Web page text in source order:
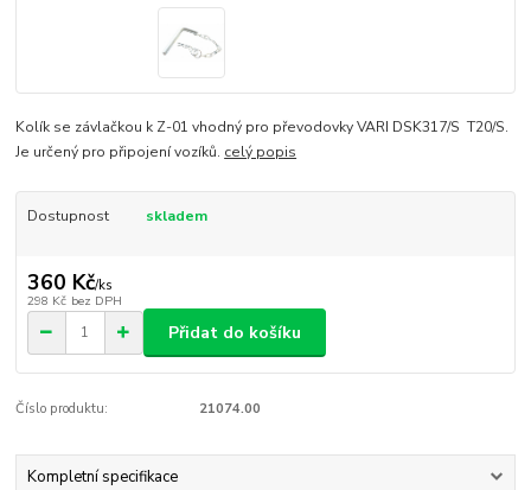
Kolík se závlačkou k Z-01 vhodný pro převodovky VARI DSK317/S T20/S.
Je určený pro připojení vozíků. celý popis
Dostupnost skladem
360 Kč/ks
298 Kč bez DPH
Přidat do košíku
Číslo produktu: 21074.00
Kompletní specifikace